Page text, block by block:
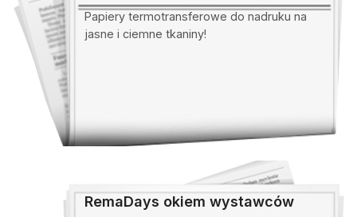
Papiery termotransferowe do nadruku na
jasne i ciemne tkaniny!
RemaDays okiem wystawców